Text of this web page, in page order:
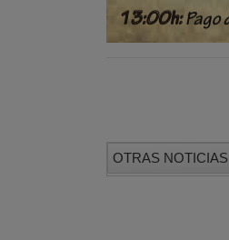
OTRAS NOTICIAS